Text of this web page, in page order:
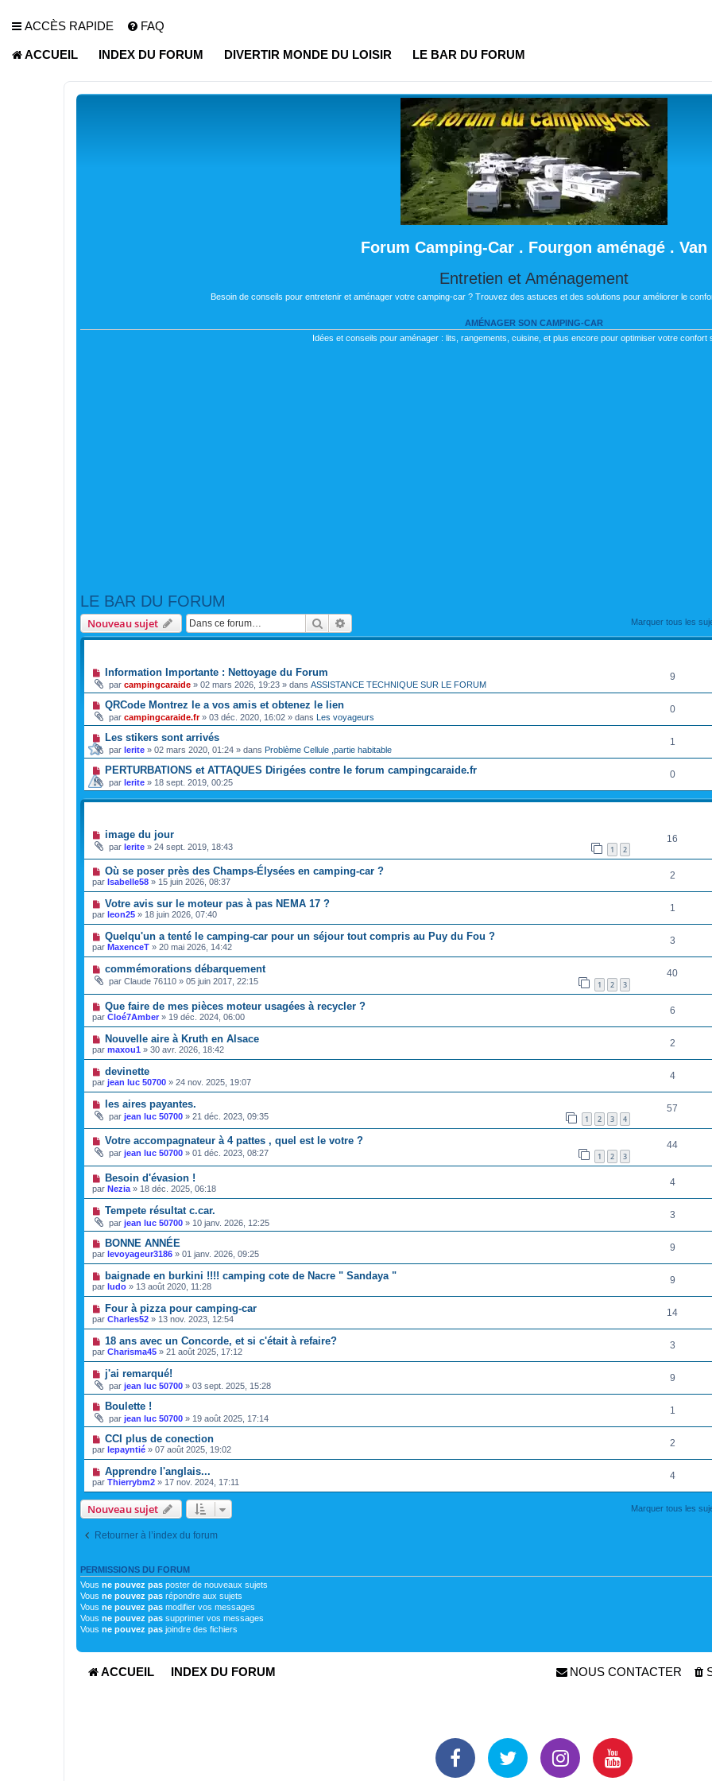
ACCÈS RAPIDE FAQ
ACCUEIL INDEX DU FORUM DIVERTIR MONDE DU LOISIR LE BAR DU FORUM
Forum Camping-Car . Fourgon aménagé . Van
Entretien et Aménagement
Besoin de conseils pour entretenir et aménager votre camping-car ? Trouvez des astuces et des solutions pour améliorer le
AMÉNAGER SON CAMPING-CAR
Idées et conseils pour aménager : lits, rangements, cuisine, et plus encore pour optimiser votre confort
LE BAR DU FORUM
Nouveau sujet Rechercher Marquer tous les
Information Importante : Nettoyage du Forum
par campingcaraide » 02 mars 2026, 19:23 » dans ASSISTANCE TECHNIQUE SUR LE FORUM
9
QRCode Montrez le a vos amis et obtenez le lien
par campingcaraide.fr» 03 déc. 2020, 16:02 » dans Les voyageurs
0
Les stikers sont arrivés
par lerite » 02 mars 2020, 01:24 » dans Problème Cellule ,partie habitable
1
PERTURBATIONS et ATTAQUES Dirigées contre le forum campingcaraide.fr
par lerite » 18 sept. 2019, 00:25
0
image du jour
par lerite » 24 sept. 2019, 18:43 1 2
16
Où se poser près des Champs-Élysées en camping-car ?
par Isabelle58 » 15 juin 2026, 08:37
2
Votre avis sur le moteur pas à pas NEMA 17 ?
par leon25 » 18 juin 2026, 07:40
1
Quelqu'un a tenté le camping-car pour un séjour tout compris au Puy du Fou ?
par MaxenceT » 20 mai 2026, 14:42
3
commémorations débarquement
par Claude 76110 » 05 juin 2017, 22:15 1 2 3
40
Que faire de mes pièces moteur usagées à recycler ?
par Cloé7Amber » 19 déc. 2024, 06:00
6
Nouvelle aire à Kruth en Alsace
par maxou1 » 30 avr. 2026, 18:42
2
devinette
par jean luc 50700 » 24 nov. 2025, 19:07
4
les aires payantes.
par jean luc 50700 » 21 déc. 2023, 09:35 1 2 3 4
57
Votre accompagnateur à 4 pattes , quel est le votre ?
par jean luc 50700 » 01 déc. 2023, 08:27 1 2 3
44
Besoin d'évasion !
par Nezia » 18 déc. 2025, 06:18
4
Tempete résultat c.car.
par jean luc 50700 » 10 janv. 2026, 12:25
3
BONNE ANNÉE
par levoyageur3186 » 01 janv. 2026, 09:25
9
baignade en burkini !!!! camping cote de Nacre " Sandaya "
par ludo » 13 août 2020, 11:28
9
Four à pizza pour camping-car
par Charles52 » 13 nov. 2023, 12:54
14
18 ans avec un Concorde, et si c'était à refaire?
par Charisma45 » 21 août 2025, 17:12
3
j'ai remarqué!
par jean luc 50700 » 03 sept. 2025, 15:28
9
Boulette !
par jean luc 50700 » 19 août 2025, 17:14
1
CCI plus de conection
par lepayntié » 07 août 2025, 19:02
2
Apprendre l'anglais...
par Thierrybm2 » 17 nov. 2024, 17:11
4
Nouveau sujet Marquer tous les
Retourner à l’index du forum
PERMISSIONS DU FORUM
Vous ne pouvez pas poster de nouveaux sujets
Vous ne pouvez pas répondre aux sujets
Vous ne pouvez pas modifier vos messages
Vous ne pouvez pas supprimer vos messages
Vous ne pouvez pas joindre des fichiers
ACCUEIL INDEX DU FORUM NOUS CONTACTER